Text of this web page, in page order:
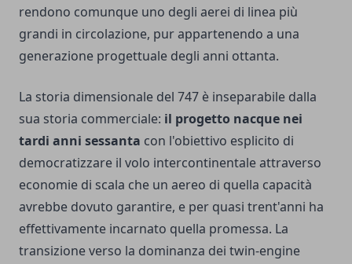
rendono comunque uno degli aerei di linea più
grandi in circolazione, pur appartenendo a una
generazione progettuale degli anni ottanta.
La storia dimensionale del 747 è inseparabile dalla
sua storia commerciale: il progetto nacque nei
tardi anni sessanta con l'obiettivo esplicito di
democratizzare il volo intercontinentale attraverso
economie di scala che un aereo di quella capacità
avrebbe dovuto garantire, e per quasi trent'anni ha
effettivamente incarnato quella promessa. La
transizione verso la dominanza dei twin-engine